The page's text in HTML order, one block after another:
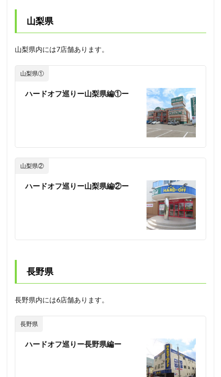
山梨県
山梨県内には7店舗あります。
山梨県①
ハードオフ巡りー山梨県編①ー
山梨県②
ハードオフ巡りー山梨県編②ー
長野県
長野県内には6店舗あります。
長野県
ハードオフ巡りー長野県編ー